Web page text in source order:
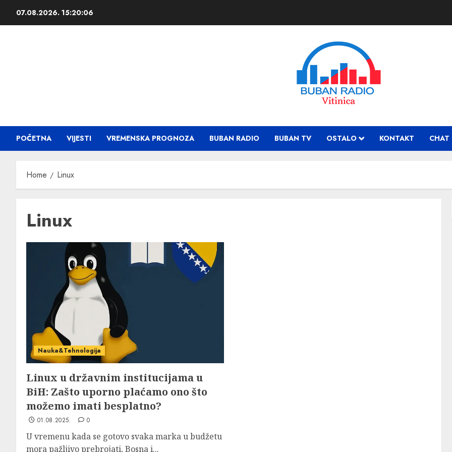
07.08.2026. 15:20:06
POČETNA VIJESTI VREMENSKA PROGNOZA BUBAN RADIO BUBAN TV OSTALO KONTAKT CHAT
Home Linux
Linux
Nauka&Tehnologija
Linux u državnim institucijama u
BiH: Zašto uporno plaćamo ono što
možemo imati besplatno?
01.08.2025. 0
U vremenu kada se gotovo svaka marka u budžetu
mora pažljivo prebrojati, Bosna i...